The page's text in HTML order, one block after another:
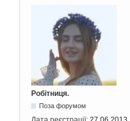
Робітниця.
Поза форумом